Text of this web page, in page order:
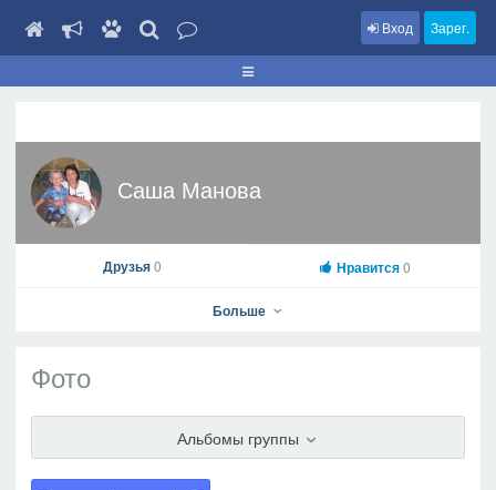
Вход Зарег.
Саша Манова
Саша Манова
Друзья0 Нравится0
Больше
Фото
Альбомы группы